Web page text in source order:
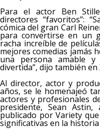
Para el actor Ben
directores “favoritos”:
cómica del gran Carl
para convertirse en un
racha increíble de
mejores comedias jamás
una persona amable
divertida”, dijo también en
Al director, actor y
años, se le homenajeó
actores y profesionales
presidente, Sean
publicado por Variety
significativas en la